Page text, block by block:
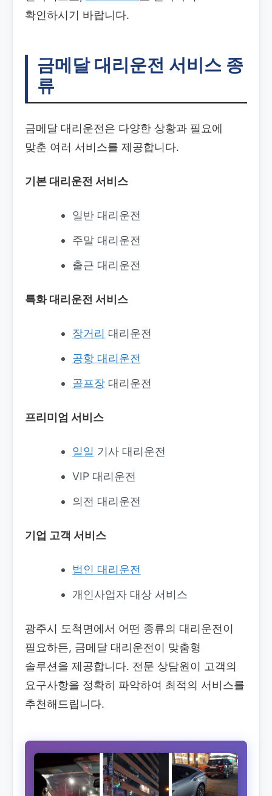
확인하시기 바랍니다.
금메달 대리운전 서비스 종
류
금메달 대리운전은 다양한 상황과 필요에
맞춘 여러 서비스를 제공합니다.
기본 대리운전 서비스
일반 대리운전
주말 대리운전
출근 대리운전
특화 대리운전 서비스
장거리 대리운전
공항 대리운전
골프장대리운전
프리미엄 서비스
일일 기사 대리운전
VIP 대리운전
의전 대리운전
기업 고객 서비스
법인 대리운전
개인사업자 대상 서비스
광주시 도척면에서 어떤 종류의 대리운전이
필요하든, 금메달 대리운전이 맞춤형
솔루션을 제공합니다. 전문 상담원이 고객의
요구사항을 정확히 파악하여 최적의 서비스를
추천해드립니다.